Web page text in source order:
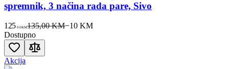
spremnik, 3 načina rada pare, Sivo
125 00KM135,00 KM−10 KM
Dostupno
Akcija